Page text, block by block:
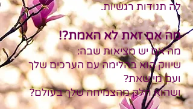
לה תנודות רגשיות.
מה אם זאת לא האמת?!
מה אם יש מציאות שבה:
שיווק הוא בהלימה עם הערכים שלך
ועם מי שאת?
ושהוא חלק מהצמיחה שלך בעולם?